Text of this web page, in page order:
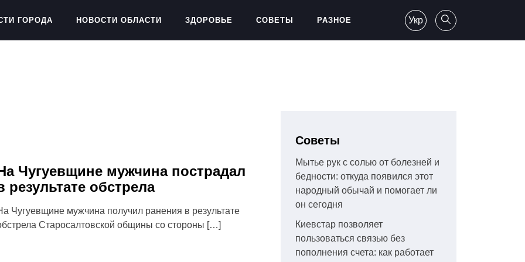
ГОРОДА НОВОСТИ ОБЛАСТИ ЗДОРОВЬЕ СОВЕТЫ РАЗНОЕ Укр
Чугуевщине мужчина пострадал
результате обстрела
Чугуевщине мужчина получил ранения в результате
Старосалтовской общины со стороны […]
Советы
Мытье рук с солью от болезней и
бедности: откуда появился этот
народный обычай и помогает ли
он сегодня
Киевстар позволяет
пользоваться связью без
пополнения счета: как работает